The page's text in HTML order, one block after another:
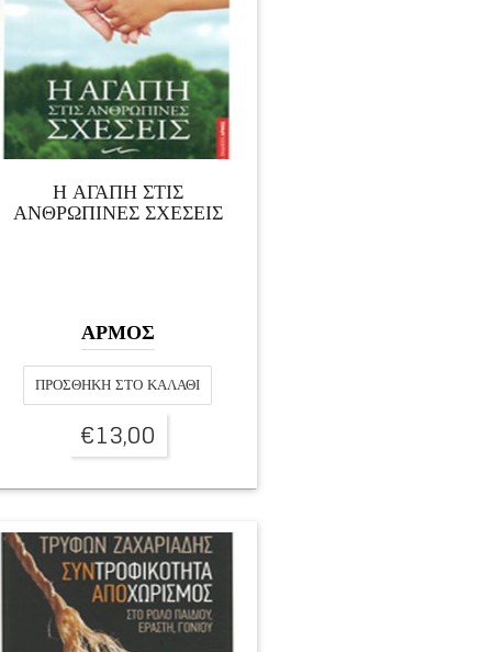
Η ΑΓΑΠΗ ΣΤΙΣ
ΑΝΘΡΩΠΙΝΕΣ ΣΧΕΣΕΙΣ
ΑΡΜΟΣ
ΠΡΟΣΘΉΚΗ ΣΤΟ ΚΑΛΆΘΙ
€13,00